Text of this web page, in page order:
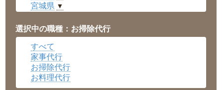
宮城県 ▼
福井県 ▼
岡山県 ▼
広島県
沖縄県 ▼
選択中の職種：お掃除代行
すべて
家事代行
お掃除代行
お料理代行